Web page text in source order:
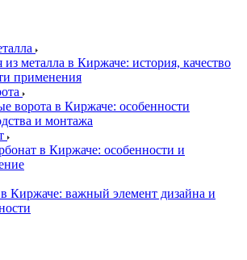
из металла в Киржаче: история, качество
применения
ворота в Киржаче: особенности
и монтажа
в Киржаче: особенности и
Киржаче: важный элемент дизайна и